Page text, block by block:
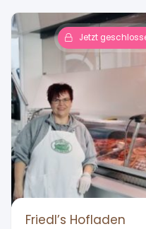
Jetzt
Friedl’s Hofladen